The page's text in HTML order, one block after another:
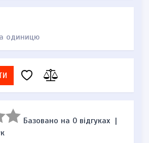
одиницю
Базовано на 0 відгуках |